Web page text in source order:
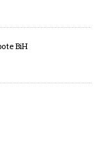
BiH